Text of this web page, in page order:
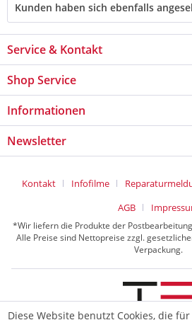
Kunden haben sich ebenfalls
Service & Kontakt
Shop Service
Informationen
Newsletter
Kontakt Infofilme
AGB
*Wir liefern die Produkte der
Alle Preise sind Nettopreise zzgl.
Verpackung.
Diese Website benutzt Cookies, die